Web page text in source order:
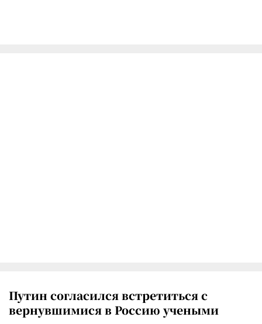
Путин согласился встретиться с
вернувшимися в Россию учеными